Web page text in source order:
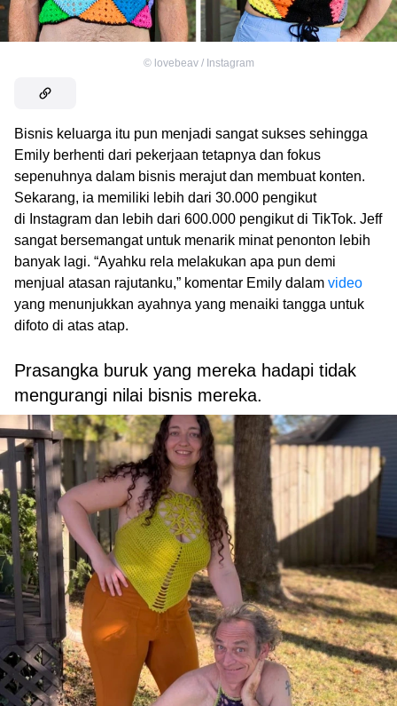
© lovebeav / Instagram
Bisnis keluarga itu pun menjadi sangat sukses sehingga
Emily berhenti dari pekerjaan tetapnya dan fokus
sepenuhnya dalam bisnis merajut dan membuat konten.
Sekarang, ia memiliki lebih dari 30.000 pengikut
di Instagram dan lebih dari 600.000 pengikut di TikTok. Jeff
sangat bersemangat untuk menarik minat penonton lebih
banyak lagi. “Ayahku rela melakukan apa pun demi
menjual atasan rajutanku,” komentar Emily dalam video
yang menunjukkan ayahnya yang menaiki tangga untuk
difoto di atas atap.
Prasangka buruk yang mereka hadapi tidak
mengurangi nilai bisnis mereka.